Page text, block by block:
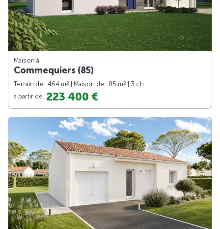
Maison à
Commequiers (85)
Terrain de : 464 m2 | Maison de : 85 m2
| 3 ch.
à partir de 223 400 €